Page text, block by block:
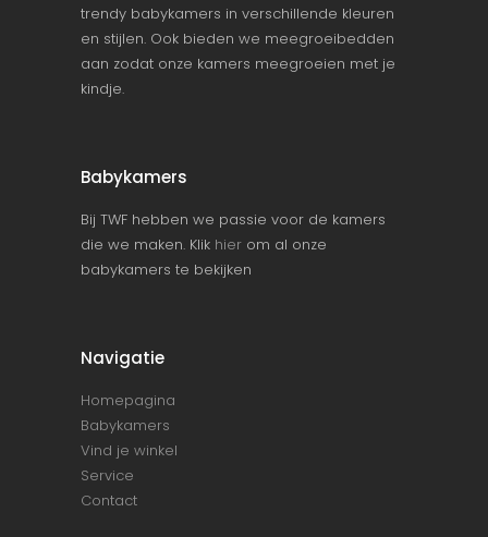
trendy babykamers in verschillende kleuren
en stijlen. Ook bieden we meegroeibedden
aan zodat onze kamers meegroeien met je
kindje.
Babykamers
Bij TWF hebben we passie voor de kamers
die we maken. Klik hier om al onze
babykamers te bekijken
Navigatie
Homepagina
Babykamers
Vind je winkel
Service
Contact